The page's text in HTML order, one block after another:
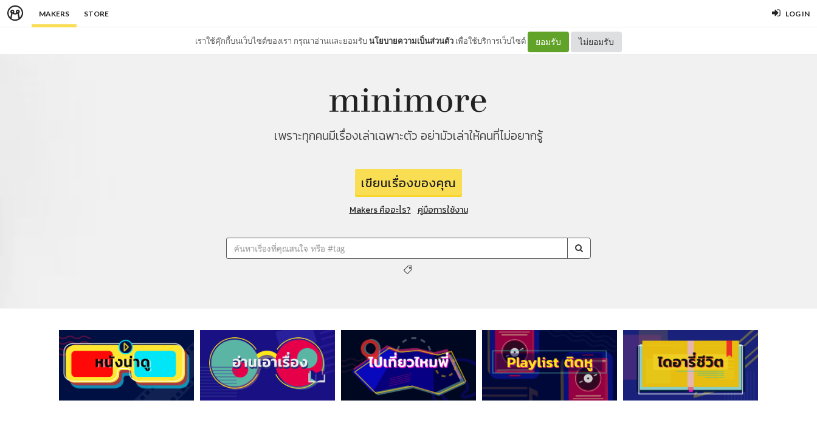
MAKERS STORE LOG IN
เราใช้คุ๊กกี้บนเว็บไซต์ของเรา กรุณาอ่านและยอมรับนโยบายความเป็นส่วนตัว เพื่อใช้บริการเว็บไซต์ ยอมรับ ไม่ยอมรับ
เพราะทุกคนมีเรื่องเล่าเฉพาะตัว อย่ามัวเล่าให้คนที่ไม่อยากรู้
เขียนเรื่องของคุณ
Makers คืออะไร? คู่มือการใช้งาน